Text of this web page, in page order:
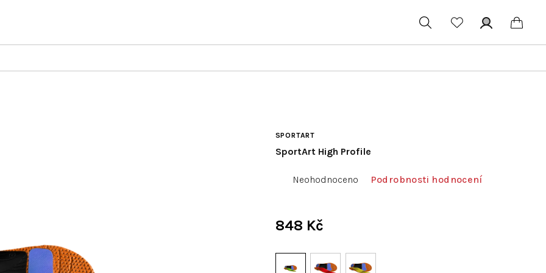
košík
SPORTART
SportArt High Profile
hodnocení
0,0
Neohodnoceno Podrobnosti hodnocení
848 Kč
cena: